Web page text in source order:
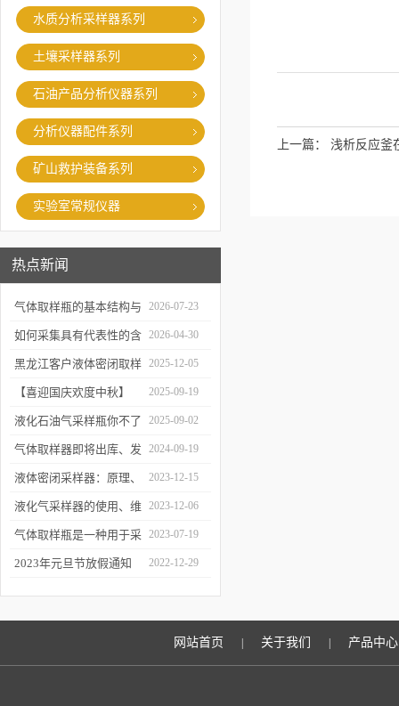
水质分析采样器系列
土壤采样器系列
石油产品分析仪器系列
分析仪器配件系列
矿山救护装备系列
实验室常规仪器
热点新闻
气体取样瓶的基本结构与
工作逻辑是什么？
2026-07-23
如何采集具有代表性的含
油水样？——石油类采水
器原理与使用
2026-04-30
黑龙江客户液体密闭取样
器项目顺利交付
2025-12-05
【喜迎国庆欢度中秋】
2025年国庆中秋放假通知
2025-09-19
液化石油气采样瓶你不了
解的知识！
2025-09-02
气体取样器即将出库、发
货！
2024-09-19
液体密闭采样器：原理、
应用和优势
2023-12-15
液化气采样器的使用、维
护与优化
2023-12-06
气体取样瓶是一种用于采
集、贮存和分析气体样品
2023-07-19
2023年元旦节放假通知 2022-12-29
上一篇： 浅析反应釜
网站首页 关于我们 产品中心